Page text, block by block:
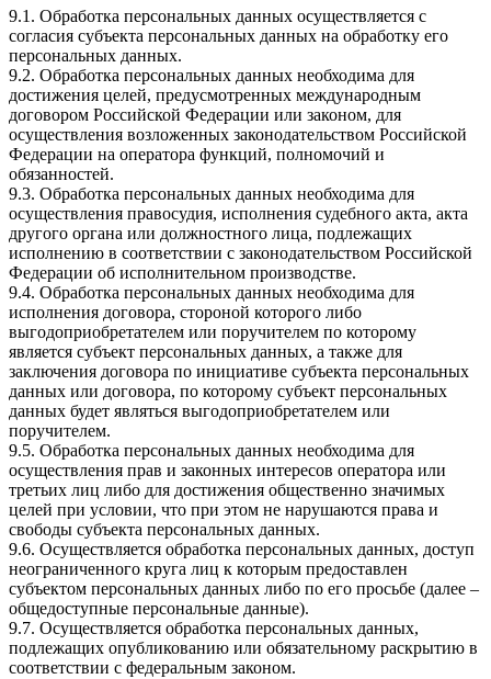
9.1. Обработка персональных данных осуществляется с
согласия субъекта персональных данных на обработку его
персональных данных.
9.2. Обработка персональных данных необходима для
достижения целей, предусмотренных международным
договором Российской Федерации или законом, для
осуществления возложенных законодательством Российской
Федерации на оператора функций, полномочий и
обязанностей.
9.3. Обработка персональных данных необходима для
осуществления правосудия, исполнения судебного акта, акта
другого органа или должностного лица, подлежащих
исполнению в соответствии с законодательством Российской
Федерации об исполнительном производстве.
9.4. Обработка персональных данных необходима для
исполнения договора, стороной которого либо
выгодоприобретателем или поручителем по которому
является субъект персональных данных, а также для
заключения договора по инициативе субъекта персональных
данных или договора, по которому субъект персональных
данных будет являться выгодоприобретателем или
поручителем.
9.5. Обработка персональных данных необходима для
осуществления прав и законных интересов оператора или
третьих лиц либо для достижения общественно значимых
целей при условии, что при этом не нарушаются права и
свободы субъекта персональных данных.
9.6. Осуществляется обработка персональных данных, доступ
неограниченного круга лиц к которым предоставлен
субъектом персональных данных либо по его просьбе (далее –
общедоступные персональные данные).
9.7. Осуществляется обработка персональных данных,
подлежащих опубликованию или обязательному раскрытию в
соответствии с федеральным законом.